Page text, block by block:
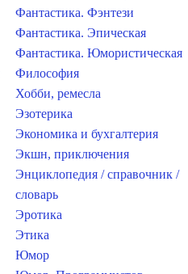
Фантастика. Фэнтези
Фантастика. Эпическая
Фантастика. Юмористическая
Философия
Хобби, ремесла
Эзотерика
Экономика и бухгалтерия
Экшн, приключения
Энциклопедия / справочник /
словарь
Эротика
Этика
Юмор